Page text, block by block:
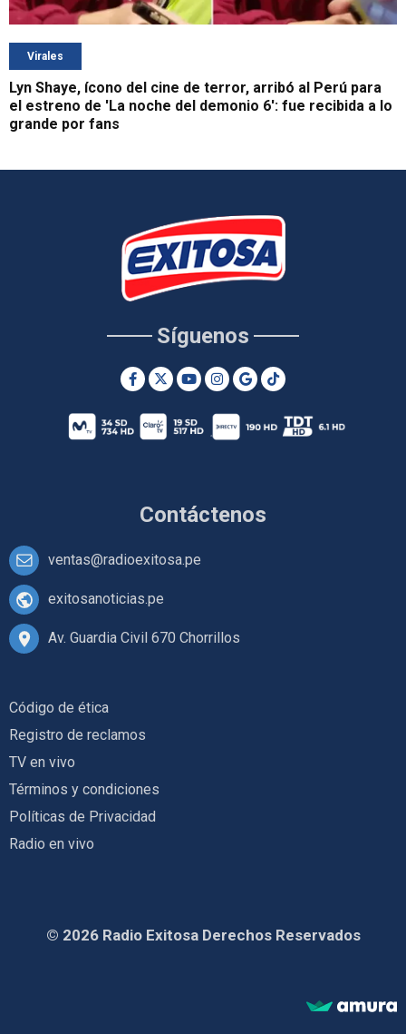
Virales
Lyn Shaye, ícono del cine de terror, arribó al Perú para
el estreno de 'La noche del demonio 6': fue recibida a lo
grande por fans
Contáctenos
ventas@radioexitosa.pe
exitosanoticias.pe
Av. Guardia Civil 670 Chorrillos
Síguenos
Código de ética
Registro de reclamos
TV en vivo
Términos y condiciones
Políticas de Privacidad
Radio en vivo
© 2026 Radio Exitosa Derechos Reservados